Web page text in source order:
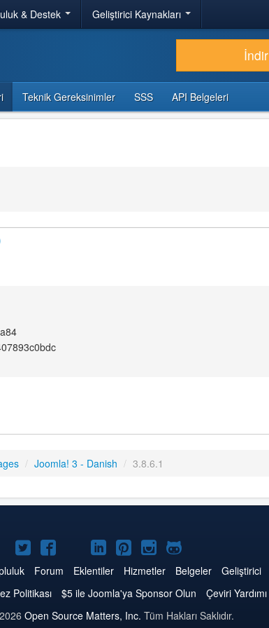
& Destek Geliştirici Kaynakları
İndir
Teknik Gereksinimler SSS API Belgeleri
/ Joomla! 3 - Danish / 3.8.6.1
Twitter'da
Joomla
Facebook'da
Joomla
YouTube'da
Joomla
LinkedIn'de
Joomla
Pinterest'de
Joomla
Instagram'da
Joomla
GitHub'da
Joomla
Forum Eklentiler Hizmetler Belgeler Geliştirici
Politikası $5 ile Joomla'ya Sponsor Olun Çeviri Yardımı
Open Source Matters, Inc. Tüm Hakları Saklıdır.